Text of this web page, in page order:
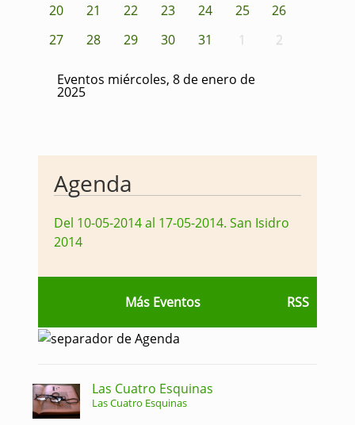
20
21 22 23 24 25
26
27
28 29 30 31 1 2
Eventos miércoles, 8 de enero de
2025
Agenda
Del 10-05-2014 al 17-05-2014. San Isidro
2014
Más Eventos RSS
Las Cuatro Esquinas
Las Cuatro Esquinas